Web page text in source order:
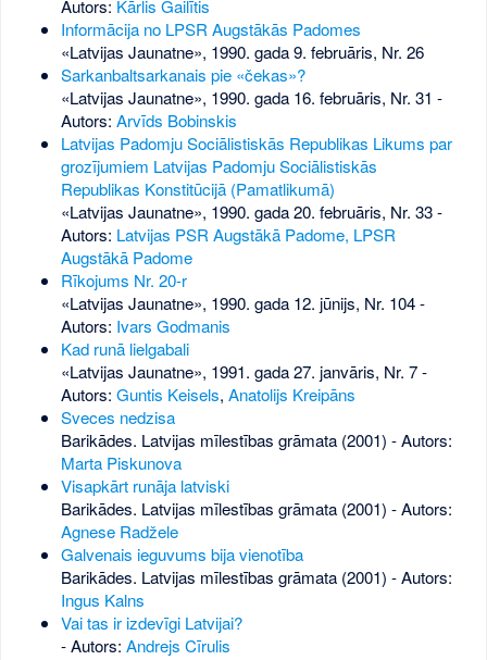
Autors: Kārlis Gailītis
Informācija no LPSR Augstākās Padomes
«Latvijas Jaunatne», 1990. gada 9. februāris, Nr. 26
Sarkanbaltsarkanais pie «čekas»?
«Latvijas Jaunatne», 1990. gada 16. februāris, Nr. 31 -
Autors: Arvīds Bobinskis
Latvijas Padomju Sociālistiskās Republikas Likums par
grozījumiem Latvijas Padomju Sociālistiskās
Republikas Konstitūcijā (Pamatlikumā)
«Latvijas Jaunatne», 1990. gada 20. februāris, Nr. 33-
Autors: Latvijas PSR Augstākā Padome, LPSR
Augstākā Padome
Rīkojums Nr. 20-r
«Latvijas Jaunatne», 1990. gada 12. jūnijs, Nr. 104-
Autors: Ivars Godmanis
Kad runā lielgabali
«Latvijas Jaunatne», 1991. gada 27. janvāris, Nr. 7-
Autors: Guntis Keisels, Anatolijs Kreipāns
Sveces nedzisa
Barikādes. Latvijas mīlestības grāmata (2001) - Autors:
Marta Piskunova
Visapkārt runāja latviski
Barikādes. Latvijas mīlestības grāmata (2001) - Autors:
Agnese Radžele
Galvenais ieguvums bija vienotība
Barikādes. Latvijas mīlestības grāmata (2001) - Autors:
Ingus Kalns
Vai tas ir izdevīgi Latvijai?
- Autors: Andrejs Cīrulis